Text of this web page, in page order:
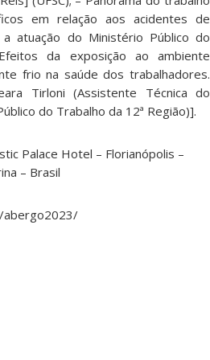
em relação aos acidentes de
atuação do Ministério Público do
da exposição ao ambiente
frio na saúde dos trabalhadores.
Tirloni (Assistente Técnica do
do Trabalho da 12ª Região)].
Palace Hotel – Florianópolis –
– Brasil
abergo2023/